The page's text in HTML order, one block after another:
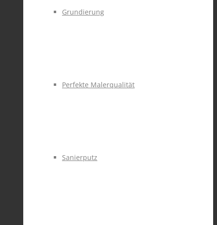
Grundierung
Perfekte Malerqualität
Sanierputz